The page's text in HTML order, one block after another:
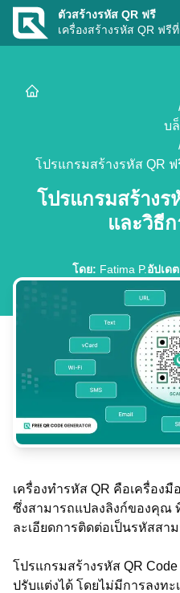
ตัวสร้างรหัส QR ฟรี
เครื่องสร้างรหัส QR ฟรี
บ
โปรแกรมสร้างรหัส QR
โปรแกรมสร้าง
และวิธี
โดย: Fatima P.อัปเด
เครื่องทำรหัส QR คือเครื่อง
ซึ่งสามารถแปลงลิงก์ของคุณ
ละเอียดการติดต่อเป็นรหัสส
โปรแกรมสร้างรหัส QR
ปรับแต่งได้ โดยไม่มีการลงท